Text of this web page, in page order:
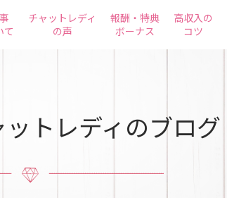
て
チャットレディ
の声
報酬・特典
ボーナス
高収入の
コツ
トレディのブログ